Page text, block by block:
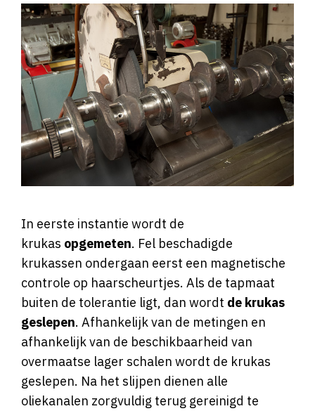
In eerste instantie wordt de
krukas opgemeten. Fel beschadigde
krukassen ondergaan eerst een magnetische
controle op haarscheurtjes. Als de tapmaat
buiten de tolerantie ligt, dan wordt de krukas
geslepen. Afhankelijk van de metingen en
afhankelijk van de beschikbaarheid van
overmaatse lager schalen wordt de krukas
geslepen. Na het slijpen dienen alle
oliekanalen zorgvuldig terug gereinigd te